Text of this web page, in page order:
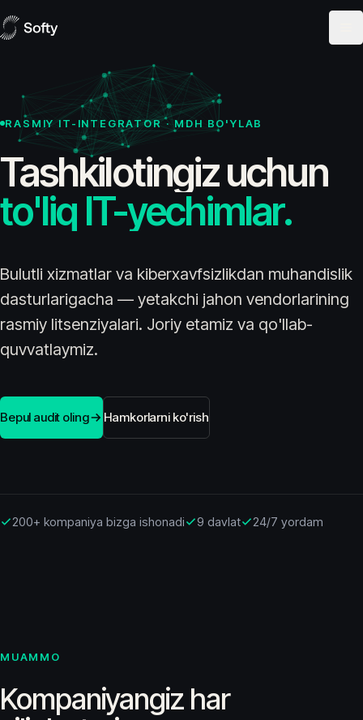
RASMIY IT-INTEGRATOR · MDH BO'YLAB
Tashkilotingizuchun
to'liq IT-yechimlar.
Bulutli xizmatlar va kiberxavfsizlikdan muhandislik
dasturlarigacha — yetakchi jahon vendorlarining
rasmiy litsenziyalari. Joriy etamiz va qo'llab-
quvvatlaymiz.
Bepul audit oling Hamkorlarni ko'rish
200+ kompaniya bizga ishonadi 9 davlat 24/7 yordam
MUAMMO
Kompaniyangiz har